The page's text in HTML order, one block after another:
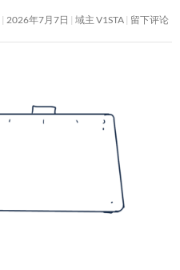
2026年7月7日 域主 V1STA 留下评论